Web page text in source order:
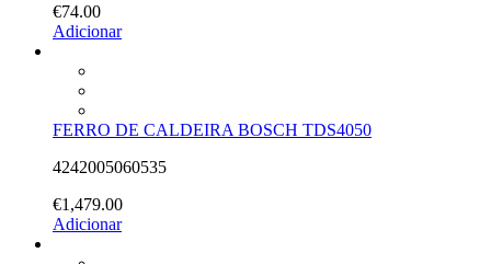
€74.00
Adicionar
FERRO DE CALDEIRA BOSCH TDS4050
4242005060535
€1,479.00
Adicionar